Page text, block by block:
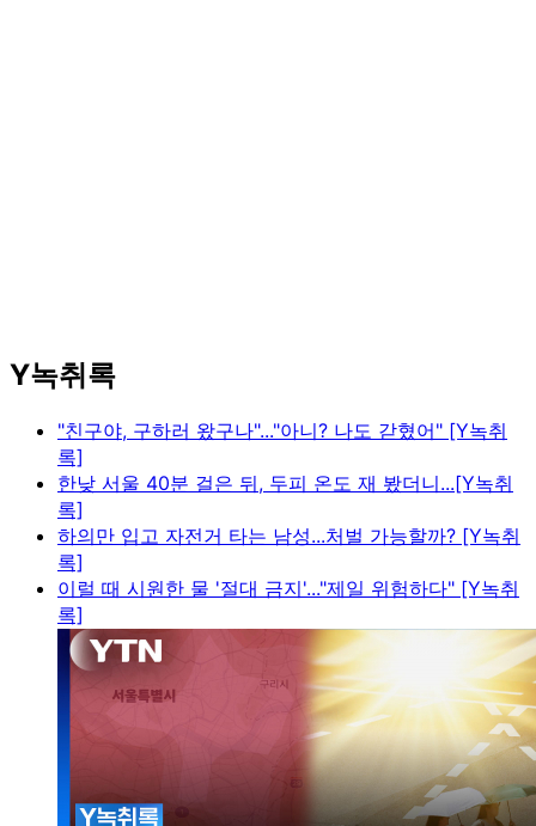
Y녹취록
"친구야, 구하러 왔구나"..."아니? 나도 갇혔어" [Y녹취
록]
한낮 서울 40분 걸은 뒤, 두피 온도 재 봤더니...[Y녹취
록]
하의만 입고 자전거 타는 남성...처벌 가능할까? [Y녹취
록]
이럴 때 시원한 물 '절대 금지'..."제일 위험하다" [Y녹취
록]